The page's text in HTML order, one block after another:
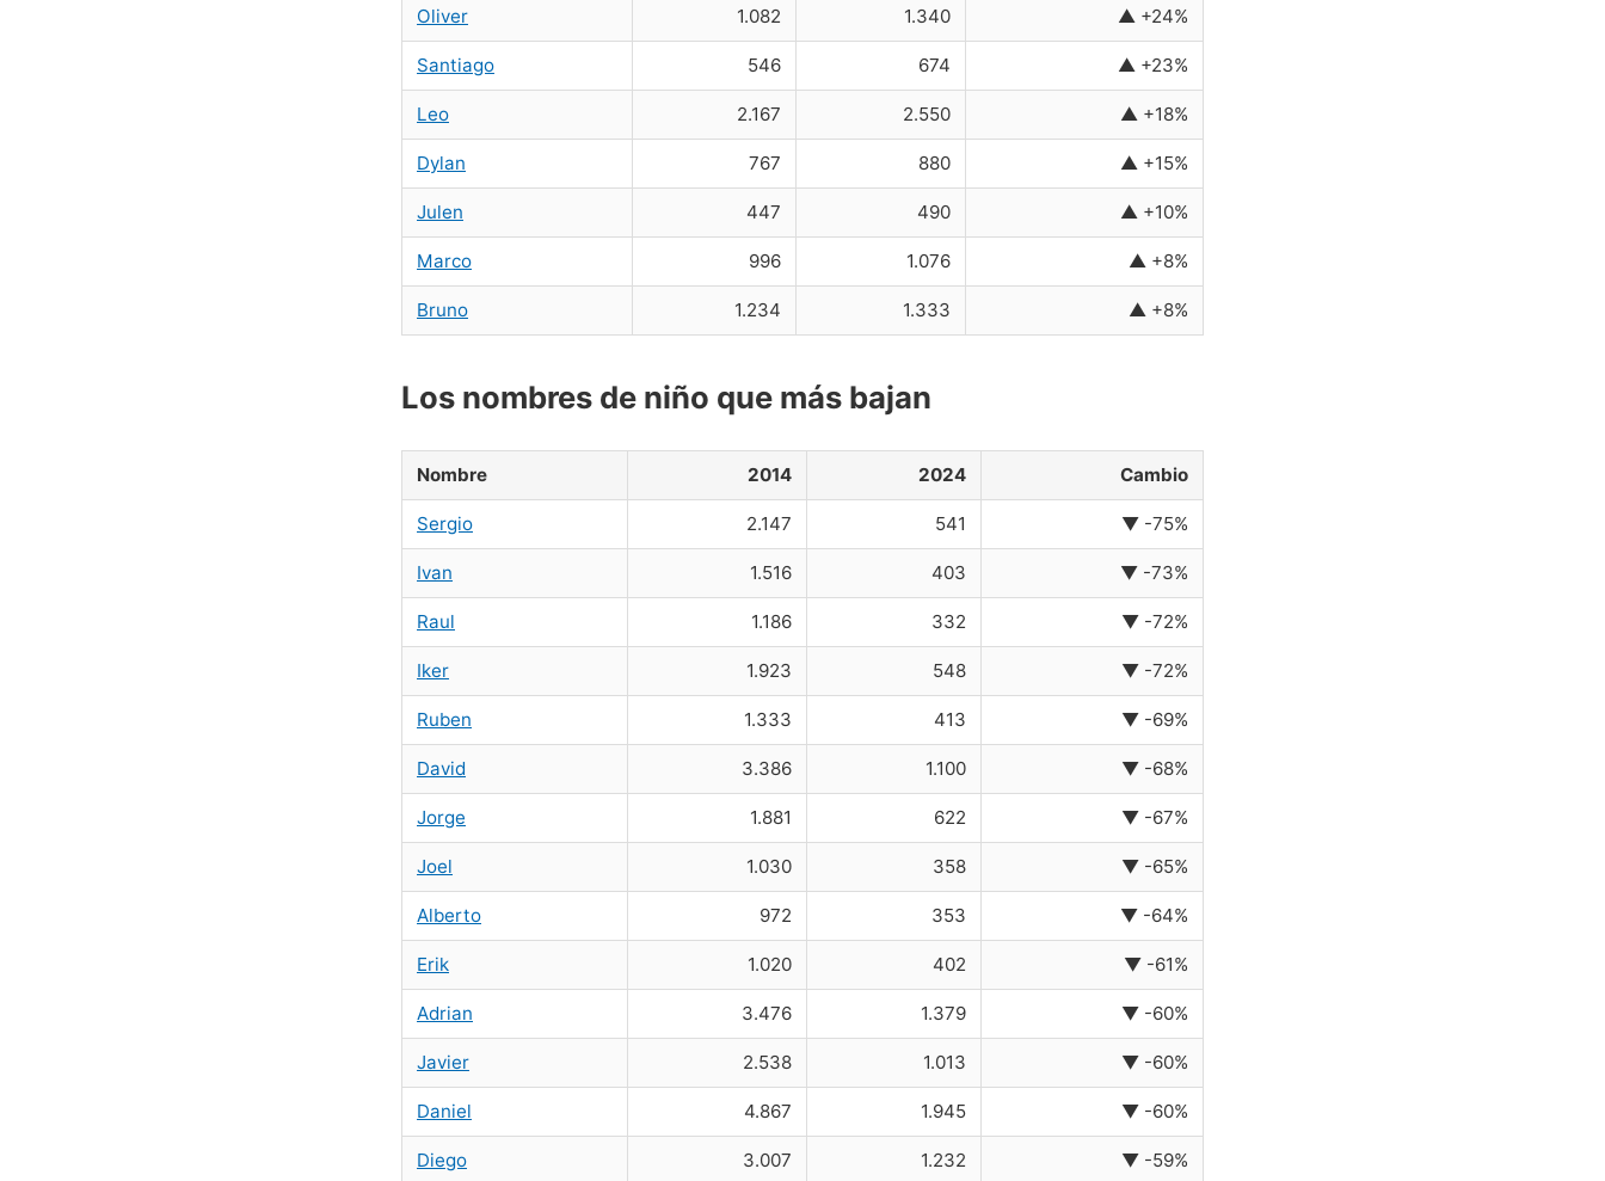
Oliver 1.082 1.340 ▲ +24%
Santiago 546 674 ▲ +23%
Leo 2.167 2.550 ▲ +18%
Dylan 767 880 ▲ +15%
Julen 447 490 ▲ +10%
Marco 996 1.076 ▲ +8%
Bruno 1.234 1.333 ▲ +8%
Los nombres de niño que más bajan
Nombre 2014 2024 Cambio
Sergio 2.147 541 ▼ -75%
Ivan 1.516 403 ▼ -73%
Raul 1.186 332 ▼ -72%
Iker 1.923 548 ▼ -72%
Ruben 1.333 413 ▼ -69%
David 3.386 1.100 ▼ -68%
Jorge 1.881 622 ▼ -67%
Joel 1.030 358 ▼ -65%
Alberto 972 353 ▼ -64%
Erik 1.020 402 ▼ -61%
Adrian 3.476 1.379 ▼ -60%
Javier 2.538 1.013 ▼ -60%
Daniel 4.867 1.945 ▼ -60%
Diego 3.007 1.232 ▼ -59%